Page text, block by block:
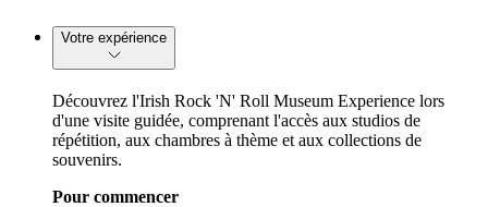
Votre expérience
Découvrez l'Irish Rock 'N' Roll Museum Experience lors
d'une visite guidée, comprenant l'accès aux studios de
répétition, aux chambres à thème et aux collections de
souvenirs.
Pour commencer